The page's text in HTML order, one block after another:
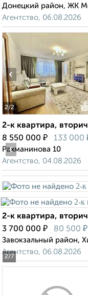
Донецкий район, ЖК
Агентство, 06.08.2026
2/2
‹
2-к квартира,
8 550 000 ₽ 133 000
Рахманинова 10
Агентство, 04.08.2026
2/7
‹
2-к квартира,
3 700 000 ₽ 80 500 ₽
Завокзальный район,
Агентство, 06.08.2026